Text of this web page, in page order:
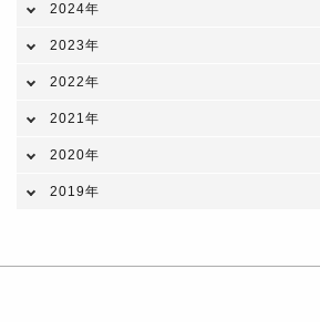
2024年
2023年
2022年
2021年
2020年
2019年